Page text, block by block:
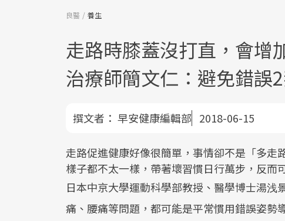
良醫 養生
走路時膝蓋沒打直，會增
治療師簡文仁：避免錯誤
撰文者： 早安健康編輯部 2018-06-15
走路促進健康好像很簡單，事情卻不是「多
樣子都不太一樣，帶著壞習慣日行萬步，反而
日本中京大學運動科學部教授、醫學博士湯
痛、腰痛等問題，都可能是平常慣用錯誤姿勢